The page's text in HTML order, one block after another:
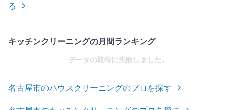
る
キッチンクリーニングの月間ランキング
データの取得に失敗しました。
名古屋市のハウスクリーニングのプロを探す